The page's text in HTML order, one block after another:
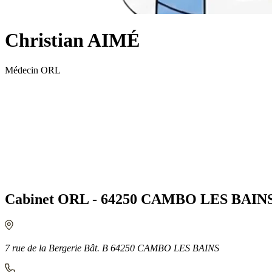
Christian AIMÉ
Médecin ORL
Cabinet ORL - 64250 CAMBO LES
7 rue de la Bergerie Bât. B 64250 CAMBO LES BAINS